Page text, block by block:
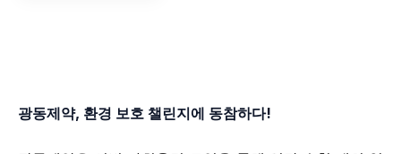
광동제약, 환경 보호 챌린지에 동참하다!